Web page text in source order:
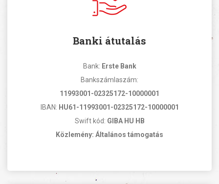
Banki átutalás
Bank: Erste Bank
Bankszámlaszám:
11993001-02325172-10000001
IBAN: HU61-11993001-02325172-10000001
Swift kód: GIBA HU HB
Közlemény: Általános támogatás